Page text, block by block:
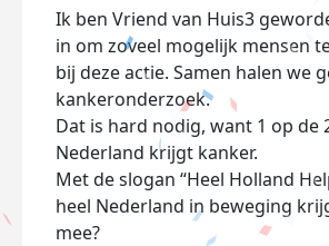
Ik ben Vriend van Huis3
in om zoveel mogelijk mensen
bij deze actie. Samen halen we
kankeronderzoek.
Dat is hard nodig, want 1 op de
Nederland krijgt kanker.
Met de slogan “Heel Holland
heel Nederland in beweging
mee?